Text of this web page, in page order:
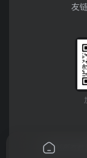
友
本网站所有数